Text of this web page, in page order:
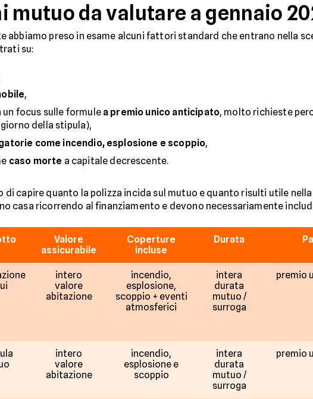
mutuo da valutare a gennaio
abbiamo preso in esame alcuni fattori standard che entrano nella
su:
,
un focus sulle formule a premio unico anticipato, molto richieste
della stipula),
come incendio, esplosione e scoppio,
caso morte a capitale decrescente.
capire quanto la polizza incida sul mutuo e quanto risulti utile
casa ricorrendo al finanziamento e devono necessariamente
Valore
assicurabile
Coperture
incluse
Durata
intero
valore
abitazione
incendio,
esplosione,
scoppio + eventi
atmosferici
intera
durata
mutuo /
surroga
premio
intero
valore
abitazione
incendio,
esplosione e
scoppio
intera
durata
mutuo /
surroga
premio